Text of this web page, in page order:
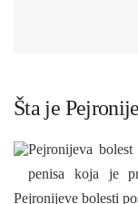
Šta je
Pejronijeva
penisa koja je
Pejronijeve bolesti